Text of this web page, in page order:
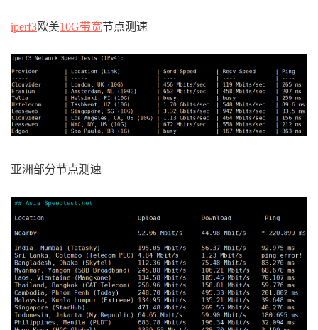
iperf3欧美10G带宽节点测速
亚洲部分节点测速